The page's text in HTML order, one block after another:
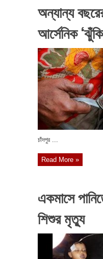
অন্যান্য
আর্সেনিক
চাঁদপুর ...
Read More »
একমাসে
শিশুর মৃত্যু